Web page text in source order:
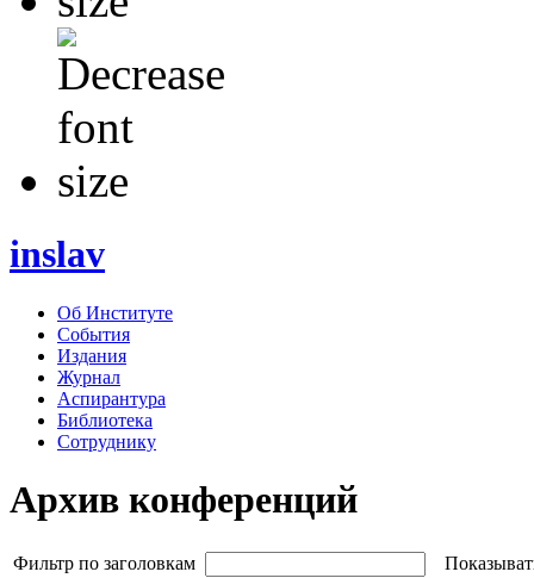
inslav
Об Институте
События
Издания
Журнал
Аспирантура
Библиотека
Сотруднику
Архив конференций
Фильтр по заголовкам